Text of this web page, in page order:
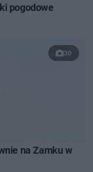
pogodowe
30
na Zamku w